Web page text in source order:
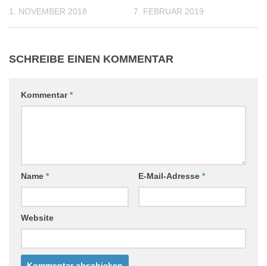
1. NOVEMBER 2018 7. FEBRUAR 2019
SCHREIBE EINEN KOMMENTAR
Kommentar*
Name * E-Mail-Adresse *
Website